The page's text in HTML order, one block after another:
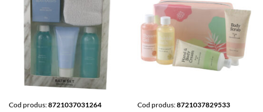
Cod produs:8721037031264 Cod produs:8721037829533